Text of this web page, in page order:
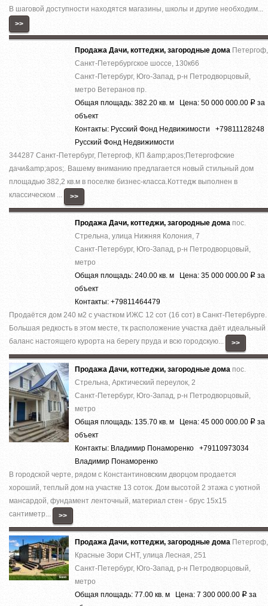
В шаговой доступности находятся магазины, школы и другие необходим...
>>
Продажа Дачи, коттеджи, загородные дома Петергоф,
Санкт-Петербургское шоссе, 130к66
Санкт-Петербург, Юго-Запад, р-н Петродворцовый,
метро Ветеранов пр.
Общая площадь: 382.20 кв. м Цена: 50 000 000.00 Р за
объект
Контакты: Русский Фонд Недвижимости +79811128248
Русский Фонд Недвижимости
344287 Санкт-Петербург, Петергоф, КП &amp;apos;Петергофские
дачи&amp;apos;. Вашему вниманию предлагается новый стильный дом
площадью 382,2 кв.м в поселке бизнес-класса.Коттедж выполнен в
классическом ...
>>
Продажа Дачи, коттеджи, загородные дома пос.
Стрельна, улица Нижняя Колония, 7
Санкт-Петербург, Юго-Запад, р-н Петродворцовый,
метро
Общая площадь: 240.00 кв. м Цена: 35 000 000.00 Р за
объект
Контакты: +79811464479
Прoдаётcя дом 240 м2 c учаcтком ИЖС 12 сот (16 сот) в Санкт-Петeрбуpге.
Большая редкость в этом месте, тк расположение участка даёт идеальный
баланс настоящего курорта на берегу пруда и всю городскую...
>>
Продажа Дачи, коттеджи, загородные дома пос.
Стрельна, Арктический переулок, 2
Санкт-Петербург, Юго-Запад, р-н Петродворцовый,
метро
Общая площадь: 135.70 кв. м Цена: 45 000 000.00 Р за
объект
Контакты: Владимир Понаморенко +79110973034
Владимир Понаморенко
В городской черте, рядом с Константиновским дворцом продается
хороший, теплый дом на участке 13 соток. Дом высотой 2 этажа с уютной
мансардой, фундамент ленточный, материал стен - брус 15x15
сантиметр...
>>
Продажа Дачи, коттеджи, загородные дома Петергоф,
Красные Зори СНТ, улица Лесная, 251
Санкт-Петербург, Юго-Запад, р-н Петродворцовый,
метро
Общая площадь: 77.00 кв. м Цена: 7 300 000.00 Р за